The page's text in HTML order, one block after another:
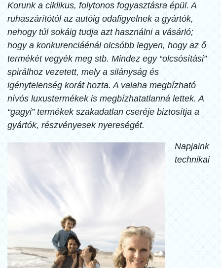
Korunk a ciklikus, folytonos fogyasztásra épül. A
ruhaszárítótól az autóig odafigyelnek a gyártók,
nehogy túl sokáig tudja azt használni a vásárló;
hogy a konkurenciáénál olcsóbb legyen, hogy az ő
termékét vegyék meg stb. Mindez egy “olcsósítási”
spirálhoz vezetett, mely a silányság és
igénytelenség korát hozta. A valaha megbízható
nívós luxustermékek is megbízhatatlanná lettek. A
“gagyi” termékek szakadatlan cseréje biztosítja a
gyártók, részvényesek nyereségét.
Napjaink
technikai